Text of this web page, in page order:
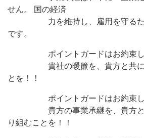
せん。 国の経済
力を維持し、雇用を守るため
です。
ポイントガードはお約束し
貴社の暖簾を、貴方と共に、
とを！！
ポイントガードはお約束し
貴方の事業承継を、貴方と共
り組むことを！！